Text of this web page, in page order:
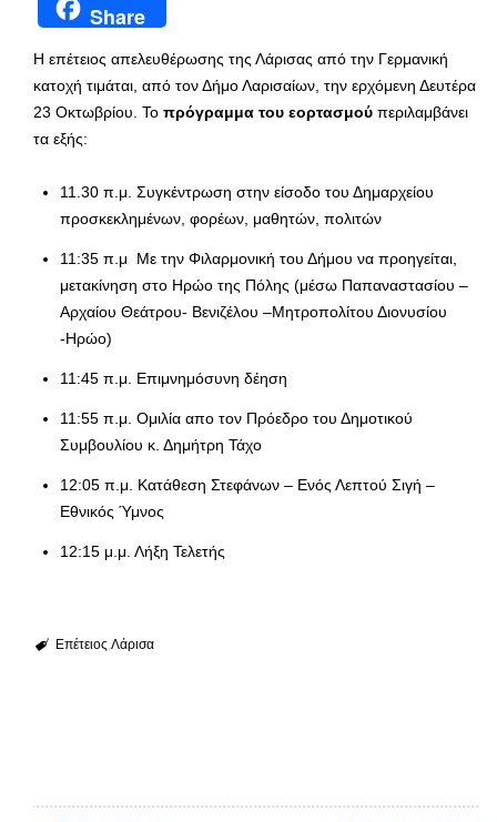
Share
H επέτειος απελευθέρωσης της Λάρισας από την Γερμανική
κατοχή τιμάται, από τον Δήμο Λαρισαίων, την ερχόμενη Δευτέρα
23 Οκτωβρίου. Το πρόγραμμα του εορτασμού περιλαμβάνει
τα εξής:
11.30 π.μ. Συγκέντρωση στην είσοδο του Δημαρχείου
προσκεκλημένων, φορέων, μαθητών, πολιτών
11:35 π.μ Με την Φιλαρμονική του Δήμου να προηγείται,
μετακίνηση στο Ηρώο της Πόλης (μέσω Παπαναστασίου –
Αρχαίου Θεάτρου- Βενιζέλου –Μητροπολίτου Διονυσίου
-Ηρώο)
11:45 π.μ. Επιμνημόσυνη δέηση
11:55 π.μ. Ομιλία απο τον Πρόεδρο του Δημοτικού
Συμβουλίου κ. Δημήτρη Τάχο
12:05 π.μ. Κατάθεση Στεφάνων – Ενός Λεπτού Σιγή –
Εθνικός Ύμνος
12:15 μ.μ. Λήξη Τελετής
Επέτειος Λάρισα